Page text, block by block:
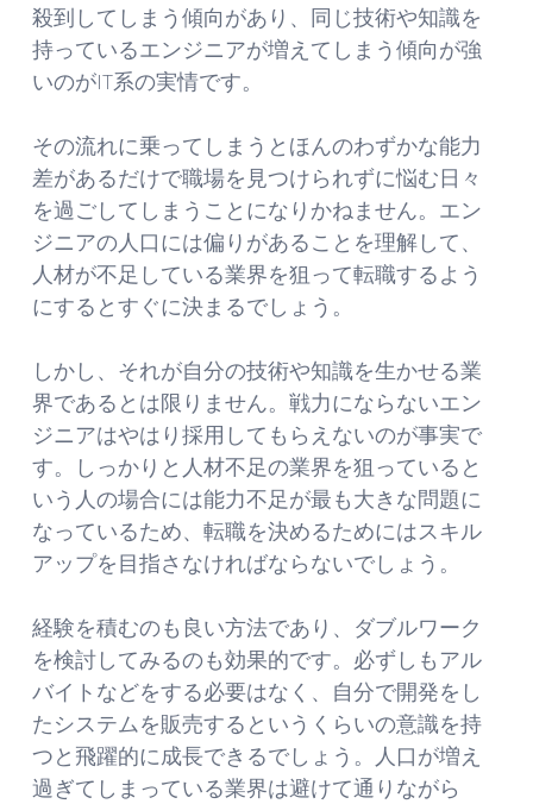
殺到してしまう傾向があり、同じ技術や知識を
持っているエンジニアが増えてしまう傾向が強
いのがIT系の実情です。
その流れに乗ってしまうとほんのわずかな能力
差があるだけで職場を見つけられずに悩む日々
を過ごしてしまうことになりかねません。エン
ジニアの人口には偏りがあることを理解して、
人材が不足している業界を狙って転職するよう
にするとすぐに決まるでしょう。
しかし、それが自分の技術や知識を生かせる業
界であるとは限りません。戦力にならないエン
ジニアはやはり採用してもらえないのが事実で
す。しっかりと人材不足の業界を狙っていると
いう人の場合には能力不足が最も大きな問題に
なっているため、転職を決めるためにはスキル
アップを目指さなければならないでしょう。
経験を積むのも良い方法であり、ダブルワーク
を検討してみるのも効果的です。必ずしもアル
バイトなどをする必要はなく、自分で開発をし
たシステムを販売するというくらいの意識を持
つと飛躍的に成長できるでしょう。人口が増え
過ぎてしまっている業界は避けて通りながら